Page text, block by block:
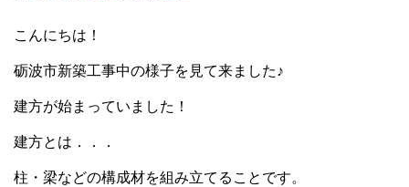
こんにちは！
砺波市新築工事中の様子を見て来ました♪
建方が始まっていました！
建方とは．．．
柱・梁などの構成材を組み立てることです。